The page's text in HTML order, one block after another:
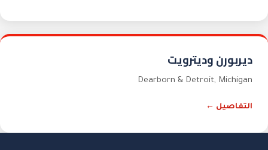
ديربورن وديترويت
Dearborn & Detroit, Michigan
التفاصيل ←